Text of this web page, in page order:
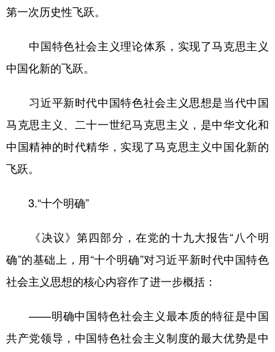
第一次历史性飞跃。
中国特色社会主义理论体系，实现了马克思主义
中国化新的飞跃。
习近平新时代中国特色社会主义思想是当代中国
马克思主义、二十一世纪马克思主义，是中华文化和
中国精神的时代精华，实现了马克思主义中国化新的
飞跃。
3.“十个明确”
《决议》第四部分，在党的十九大报告“八个明
确”的基础上，用“十个明确”对习近平新时代中国特色
社会主义思想的核心内容作了进一步概括：
——明确中国特色社会主义最本质的特征是中国
共产党领导，中国特色社会主义制度的最大优势是中